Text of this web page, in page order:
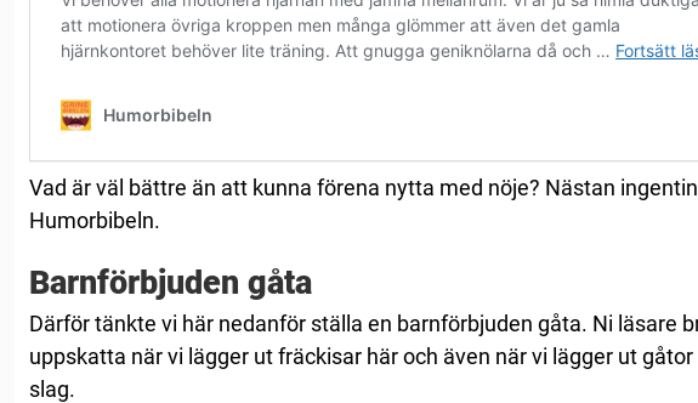
Vad är väl bättre än att kunna förena nytta med nöje? Nästan
Humorbibeln.
Barnförbjuden gåta
Därför tänkte vi här nedanför ställa en barnförbjuden gåta. Ni läsare
uppskatta när vi lägger ut fräckisar här och även när vi lägger ut
slag.